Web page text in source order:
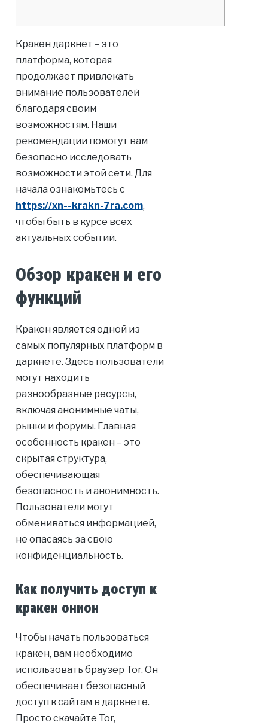
Кракен даркнет – это
платформа, которая
продолжает привлекать
внимание пользователей
благодаря своим
возможностям. Наши
рекомендации помогут вам
безопасно исследовать
возможности этой сети. Для
начала ознакомьтесь с
https://xn--krakn-7ra.com,
чтобы быть в курсе всех
актуальных событий.
Обзор кракен и его
функций
Кракен является одной из
самых популярных платформ в
даркнете. Здесь пользователи
могут находить
разнообразные ресурсы,
включая анонимные чаты,
рынки и форумы. Главная
особенность кракен – это
скрытая структура,
обеспечивающая
безопасность и анонимность.
Пользователи могут
обмениваться информацией,
не опасаясь за свою
конфиденциальность.
Как получить доступ к
кракен онион
Чтобы начать пользоваться
кракен, вам необходимо
использовать браузер Tor. Он
обеспечивает безопасный
доступ к сайтам в даркнете.
Просто скачайте Tor,